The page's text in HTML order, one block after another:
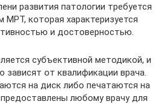
развития патологии требуется
МРТ, которая характеризуется
и достоверностью.
субъективной методикой, и
зависят от квалификации врача.
на диск либо печатаются на
любому врачу для